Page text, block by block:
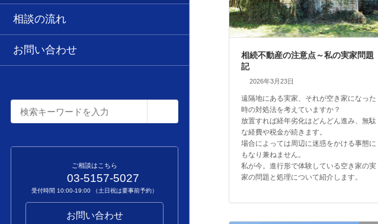
相談の流れ
お問い合わせ
ご相談はこちら
03-5157-5027
受付時間 10:00-19:00 （土日祝は要事前予約）
お問い合わせ
相続不動産の注意点～私の実家問題
記
2026年3月23日
遠隔地にある実家、それが空き家になった
時の対処法を考えていますか？
放置すれば経年劣化はどんどん進み、無駄
な経費や税金が続きます。
場合によっては周辺に迷惑をかける事態に
もなり兼ねません。
私が今。進行形で体験している空き家の実
家の問題と処理について紹介します。